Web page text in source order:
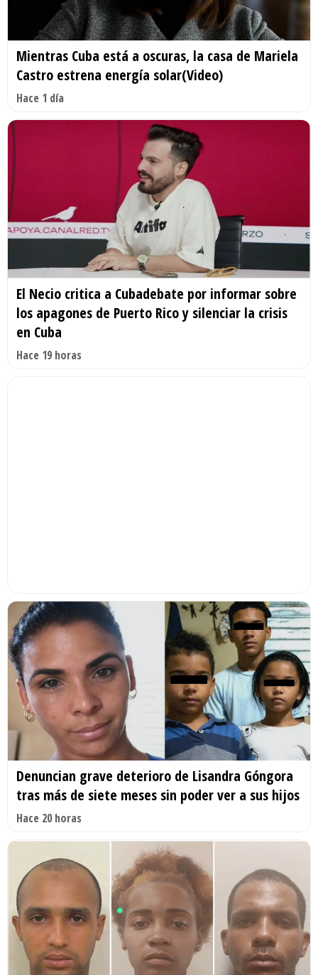
Mientras Cuba está a oscuras, la casa de Mariela
Castro estrena energía solar(Video)
Hace 1 día
El Necio critica a Cubadebate por informar sobre
los apagones de Puerto Rico y silenciar la crisis
en Cuba
Hace 19 horas
Denuncian grave deterioro de Lisandra Góngora
tras más de siete meses sin poder ver a sus hijos
Hace 20 horas